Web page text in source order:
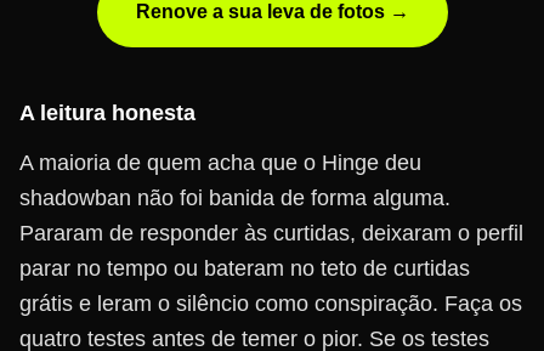
Renove a sua leva de fotos →
A leitura honesta
A maioria de quem acha que o Hinge deu
shadowban não foi banida de forma alguma.
Pararam de responder às curtidas, deixaram o perfil
parar no tempo ou bateram no teto de curtidas
grátis e leram o silêncio como conspiração. Faça os
quatro testes antes de temer o pior. Se os testes